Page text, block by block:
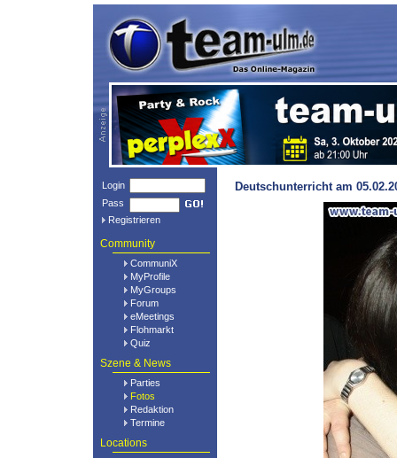
Login
Pass
Registrieren
Community
CommuniX
MyProfile
MyGroups
Forum
eMeetings
Flohmarkt
Quiz
Szene & News
Parties
Fotos
Redaktion
Termine
Locations
Deutschunterricht am